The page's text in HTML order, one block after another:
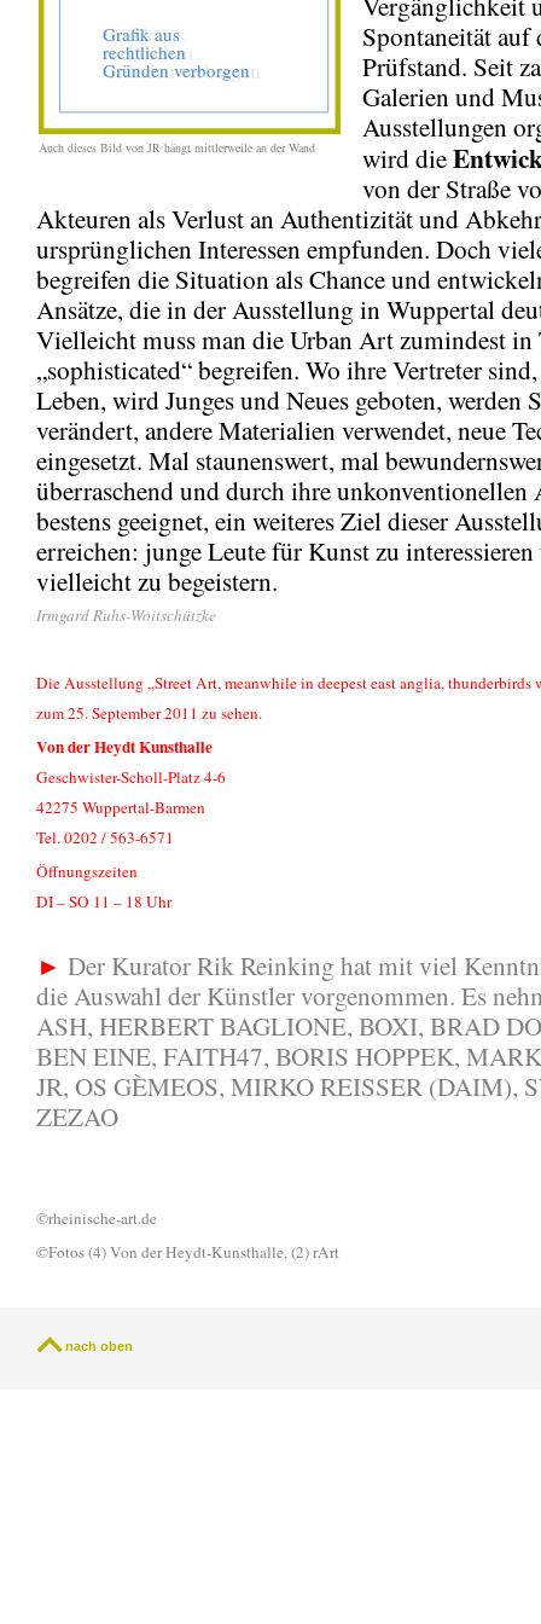
Auch dieses Bild von JR hängt mittlerweile an der Wand
Spontaneität auf
Prüfstand. Seit
Galerien und
Ausstellungen
wird die
von der Straße
Akteuren als Verlust an Authentizität und
ursprünglichen Interessen empfunden. Doch
begreifen die Situation als Chance und
Ansätze, die in der Ausstellung in Wuppertal
Vielleicht muss man die Urban Art zumindest in
„sophisticated“ begreifen. Wo ihre Vertreter
Leben, wird Junges und Neues geboten, werden
verändert, andere Materialien verwendet, neue
eingesetzt. Mal staunenswert, mal
überraschend und durch ihre unkonventionellen
bestens geeignet, ein weiteres Ziel dieser
erreichen: junge Leute für Kunst zu
vielleicht zu begeistern.
Irmgard Ruhs-Woitschützke
Die Ausstellung „Street Art, meanwhile in deepest east anglia, thunderbirds
zum 25. September 2011 zu sehen.
Von der Heydt Kunsthalle
Geschwister-Scholl-Platz 4-6
42275 Wuppertal-Barmen
Tel. 0202 / 563-6571
Öffnungszeiten
DI – SO 11 – 18 Uhr
► Der Kurator Rik Reinking hat mit viel
die Auswahl der Künstler vorgenommen. Es
ASH, HERBERT BAGLIONE, BOXI, BRAD
BEN EINE, FAITH47, BORIS HOPPEK,
JR, OS GÈMEOS, MIRKO REISSER (DAIM),
ZEZAO
©rheinische-art.de
©Fotos (4) Von der Heydt-Kunsthalle, (2) rArt
nach oben